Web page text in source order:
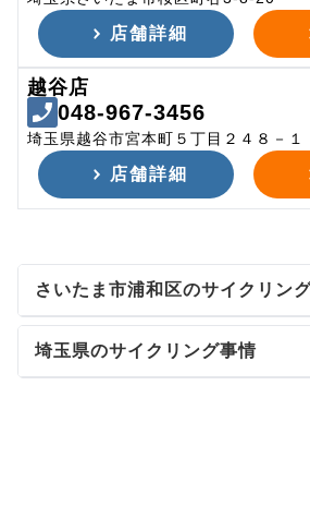
店舗詳細
越谷店
048-967-3456
埼玉県越谷市宮本町５丁目２４８－１
店舗詳細
さいたま市浦和区のサイクリン
埼玉県のサイクリング事情